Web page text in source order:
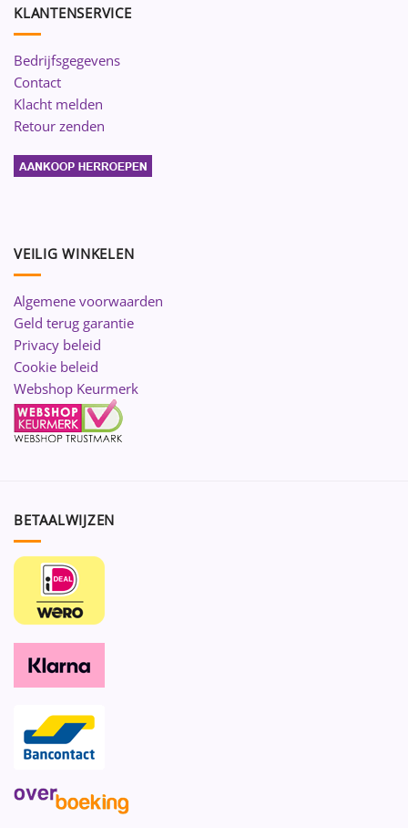
KLANTENSERVICE
Bedrijfsgegevens
Contact
Klacht melden
Retour zenden
VEILIG WINKELEN
Algemene voorwaarden
Geld terug garantie
Privacy beleid
Cookie beleid
Webshop Keurmerk
BETAALWIJZEN